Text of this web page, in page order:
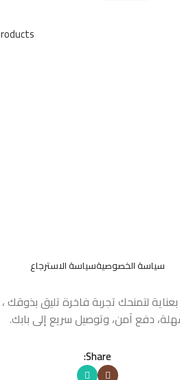
سياسة الخصوصيةسياسة الاسترجاع
لتمنحك تجربة فاخرة تليق
دفع آمن، وتوصيل سريع إلى بابك.
Share: